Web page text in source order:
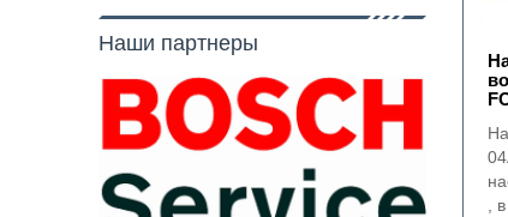
Наши партнеры
,